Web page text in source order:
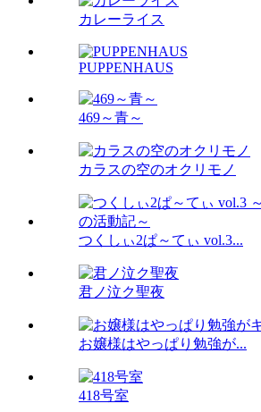
カレーライス
PUPPENHAUS
469～青～
カラスの空のオクリモノ
つくしぃ2ぱ～てぃ vol.3...
君ノ泣ク聖夜
お嬢様はやっぱり勉強が...
418号室